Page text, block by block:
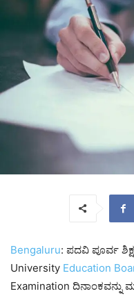
Bengaluru: ಪದವಿ ಪೂರ್ವ
University Education
Examination ದಿನಾಂಕವನ್ನು